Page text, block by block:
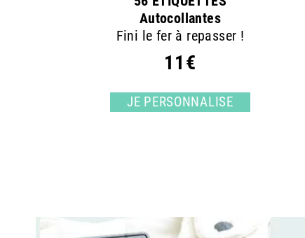
Autocollantes
Fini le fer à repasser !
11€
JE PERSONNALISE